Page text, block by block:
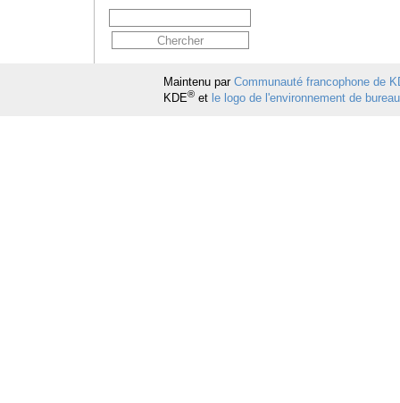
Maintenu par Communauté francophone de
KDE®et le logo de l'environnement de